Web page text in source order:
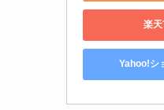
楽
Yahoo!シ